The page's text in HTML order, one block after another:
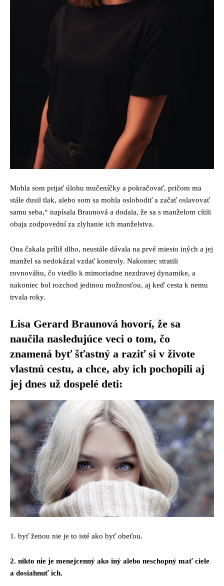
Mohla som prijať úlohu mučeníčky a pokračovať, pričom ma
stále dusil tlak, alebo som sa mohla oslobodiť a začať oslavovať
samu seba,“ napísala Braunová a dodala, že sa s manželom cítili
obaja zodpovední za zlyhanie ich manželstva.
Ona čakala príliš dlho, neustále dávala na prvé miesto iných a jej
manžel sa nedokázal vzdať kontroly. Nakoniec stratili
rovnováhu, čo viedlo k mimoriadne nezdravej dynamike, a
nakoniec bol rozchod jedinou možnosťou, aj keď cesta k nemu
trvala roky.
Lisa Gerard Braunová hovorí, že sa
naučila nasledujúce veci o tom, čo
znamená byť šťastný a raziť si v živote
vlastnú cestu, a chce, aby ich pochopili aj
jej dnes už dospelé deti:
1. byť ženou nie je to isté ako byť obeťou.
2. nikto nie je menejcenný ako iný alebo neschopný mať ciele
a dosiahnuť ich.